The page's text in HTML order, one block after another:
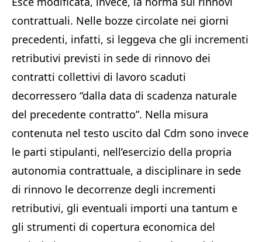
contrattuali. Nelle bozze circolate nei giorni
precedenti, infatti, si leggeva che gli incrementi
retributivi previsti in sede di rinnovo dei
contratti collettivi di lavoro scaduti
decorressero “dalla data di scadenza naturale
del precedente contratto”. Nella misura
contenuta nel testo uscito dal Cdm sono invece
le parti stipulanti, nell’esercizio della propria
autonomia contrattuale, a disciplinare in sede
di rinnovo le decorrenze degli incrementi
retributivi, gli eventuali importi una tantum e
gli strumenti di copertura economica del